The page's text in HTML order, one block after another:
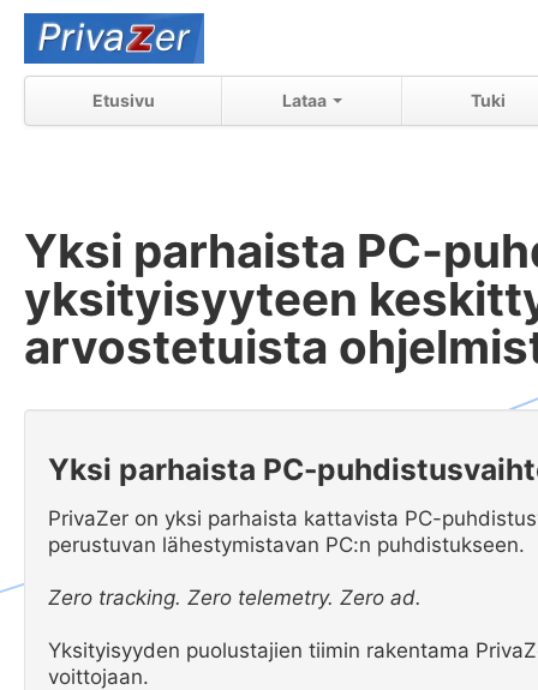
Etusivu Lataa Tuki
Yksi parhaista PC-
yksityisyyteen
arvostetuista
Yksi parhaista PC-
PrivaZer on yksi parhaista kattavista PC-
perustuvan lähestymistavan PC:n puhdistukseen.
Zero tracking. Zero telemetry. Zero ad.
Yksityisyyden puolustajien tiimin rakentama
voittojaan.